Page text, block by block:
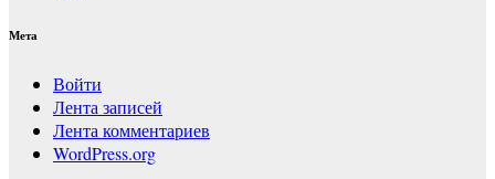
Мета
Войти
Лента записей
Лента комментариев
WordPress.org